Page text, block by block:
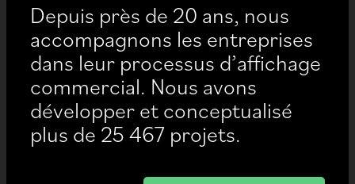
Depuis près de 20 ans, nous
accompagnons les entreprises
dans leur processus d’affichage
commercial. Nous avons
développer et conceptualisé
plus de 25 467 projets.